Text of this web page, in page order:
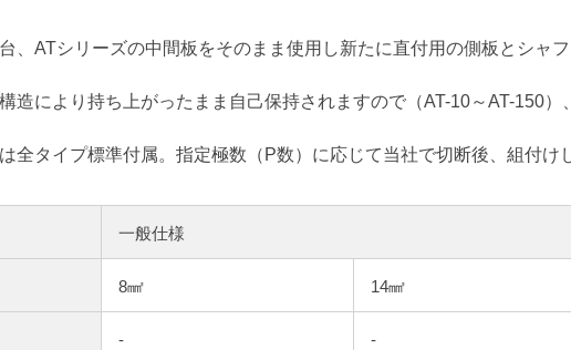
、ATシリーズの中間板をそのまま使用し新たに直付用の側板とシャ
造により持ち上がったまま自己保持されますので（AT-10～AT-150
全タイプ標準付属。指定極数（P数）に応じて当社で切断後、組付け
一般仕様
8㎟ 14㎟
- -